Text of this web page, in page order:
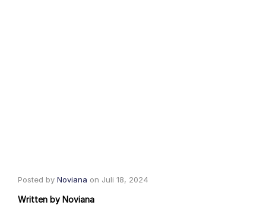
Posted by Noviana on Juli 18, 2024
Written by Noviana